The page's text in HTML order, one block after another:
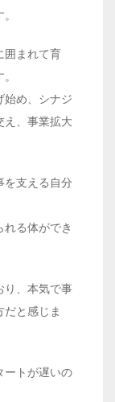
囲まれて育
始め、シナジ
え、事業拡大
を支える自分
る体ができ
り、本気で事
と感じま
ートが遅いの